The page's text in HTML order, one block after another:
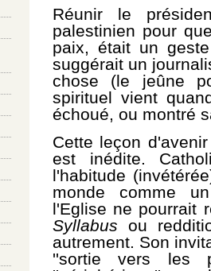
Réunir le
palestinien pour
paix, était un
suggérait un
chose (le jeûne
spirituel vient
échoué, ou montré
Cette leçon
est inédite.
l'habitude
monde comme
l'Eglise ne pourrait
Syllabus ou
autrement. Son
''sortie vers les